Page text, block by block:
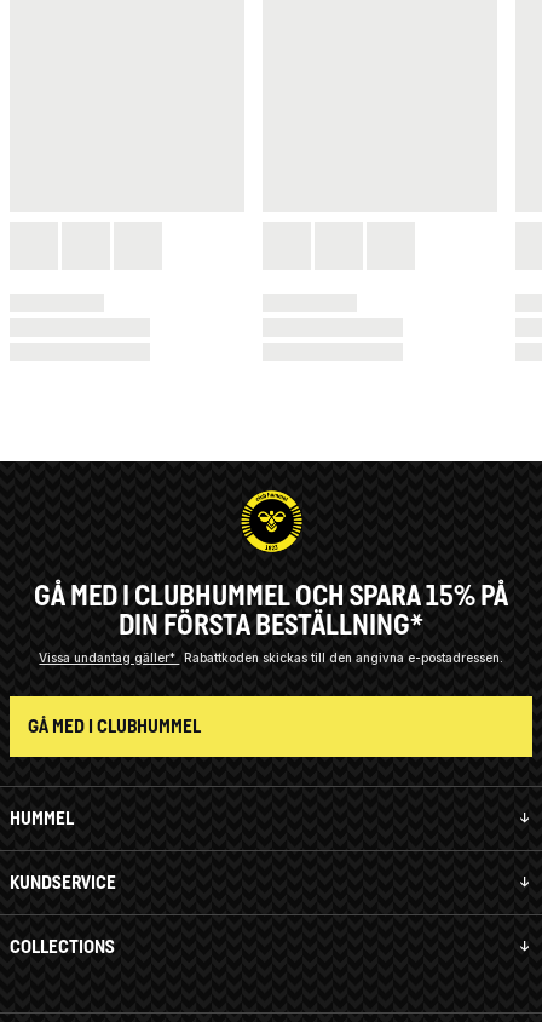
HUMMEL
KUNDSERVICE
COLLECTIONS
GÅ MED I CLUBHUMMEL OCH SPARA 15% PÅ
DIN FÖRSTA BESTÄLLNING*
Vissa undantag gäller* Rabattkoden skickas till den angivna e-postadressen.
GÅ MED I CLUBHUMMEL